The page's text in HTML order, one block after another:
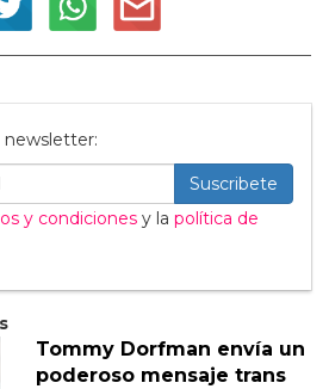
newsletter:
Suscribete
y condiciones y la política de
Tommy Dorfman envía un
poderoso mensaje trans